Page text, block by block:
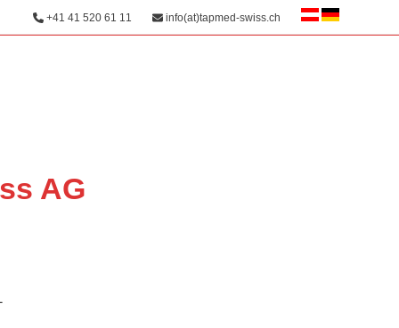
+41 41 520 61 11 info(at)tapmed-swiss.ch
AG